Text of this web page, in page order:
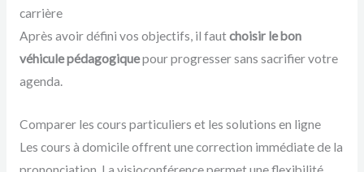
carrière
Après avoir défini vos objectifs, il fautchoisir le bon
véhicule pédagogiquepour progresser sans sacrifier votre
agenda.
Comparer les cours particuliers et les solutions en ligne
Les cours à domicile offrent une correction immédiate de la